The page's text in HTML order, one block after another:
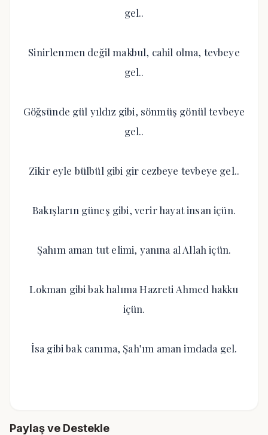
gel..
Sinirlenmen değil makbul, cahil olma, tevbeye
gel..
Göğsünde gül yıldız gibi, sönmüş gönül tevbeye
gel..
Zikir eyle bülbül gibi gir cezbeye tevbeye gel..
Bakışların güneş gibi, verir hayat insan içün.
Şahım aman tut elimi, yanına al Allah içün.
Lokman gibi bak halıma Hazreti Ahmed hakku
içün.
İsa gibi bak canıma, Şah’ım aman imdada gel.
Paylaş ve Destekle